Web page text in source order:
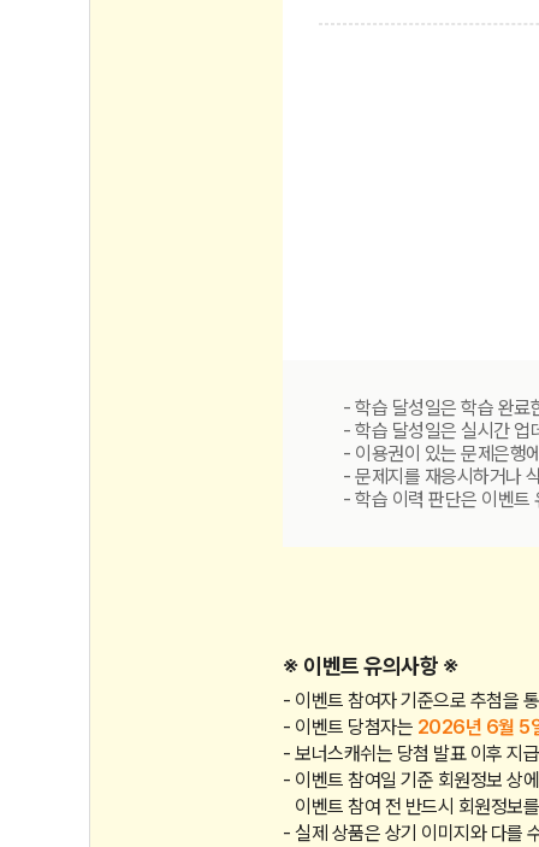
- 학습 달성일은 학습 완료
- 학습 달성일은 실시간 업
- 이용권이 있는 문제은행
- 문제지를 재응시하거나
- 학습 이력 판단은 이벤트
※ 이벤트 유의사항 ※
이벤트 참여자 기준으로 추첨을
이벤트 당첨자는 2026년 6월 5
보너스캐쉬는 당첨 발표 이후 지
이벤트 참여일 기준 회원정보 상
이벤트 참여 전 반드시 회원정보
실제 상품은 상기 이미지와 다를